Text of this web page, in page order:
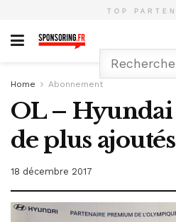
TOP
Home Abonnement
OL – Hyundai
de plus
18 décembre 2017